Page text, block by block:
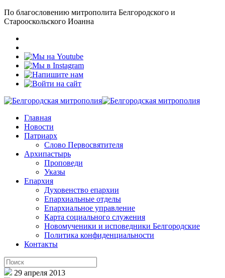
По благословению митрополита Белгородского и
Старооскольского Иоанна
Главная
Новости
Патриарх
Слово Первосвятителя
Архипастырь
Проповеди
Указы
Епархия
Духовенство епархии
Епархиальные отделы
Епархиальное управление
Карта социального служения
Новомученики и исповедники Белгородские
Политика конфиденциальности
Контакты
29 апреля 2013